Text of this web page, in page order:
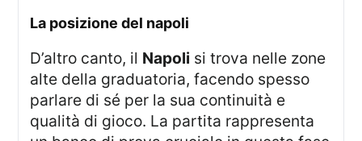
la posizione del napoli
D’altro canto, il Napoli si trova nelle zone
alte della graduatoria, facendo spesso
parlare di sé per la sua continuità e
qualità di gioco. La partita rappresenta